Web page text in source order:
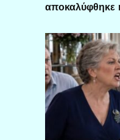
αποκαλύφθηκε